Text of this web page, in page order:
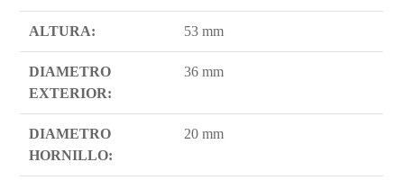
ALTURA: 53 mm
DIAMETRO
EXTERIOR:
36 mm
DIAMETRO
HORNILLO:
20 mm